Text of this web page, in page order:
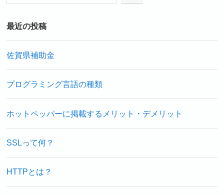
最近の投稿
佐賀県補助金
プログラミング言語の種類
ホットペッパーに掲載するメリット・デメリット
SSLって何？
HTTPとは？